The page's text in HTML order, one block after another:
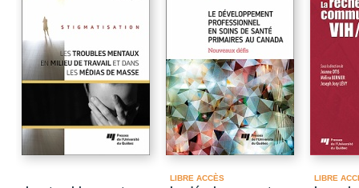
LIBRE ACCÈS LIBRE